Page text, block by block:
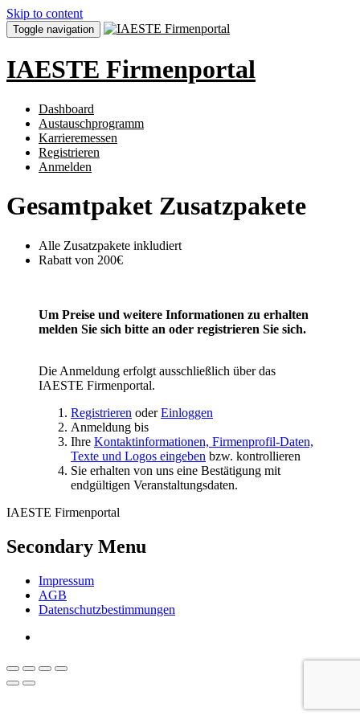
Skip to content
Toggle navigation
IAESTE Firmenportal
Dashboard
Austauschprogramm
Karrieremessen
Registrieren
Anmelden
Gesamtpaket Zusatzpakete
Alle Zusatzpakete inkludiert
Rabatt von 200€
Um Preise und weitere Informationen zu erhalten
melden Sie sich bitte an oder registrieren Sie sich.
Die Anmeldung erfolgt ausschließlich über das
IAESTE Firmenportal.
Registrieren oderEinloggen
Anmeldung bis
Ihre Kontaktinformationen, Firmenprofil-Daten,
Texte und Logos eingeben bzw. kontrollieren
Sie erhalten von uns eine Bestätigung mit
endgültigen Veranstaltungsdaten.
IAESTE Firmenportal
Secondary Menu
Impressum
AGB
Datenschutzbestimmungen